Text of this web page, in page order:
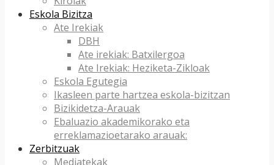
Eskola Bizitza
Ate Irekiak
DBH
Ate irekiak: Batxilergoa
Ate Irekiak: Heziketa-Zikloak
Eskola Egutegia
Ikasleen parte hartzea eskola-bizitzan
Bizikidetza-Arauak
Ebaluazio akademikorako eta
erreklamazioetarako arauak:
Zerbitzuak
Mediatekak